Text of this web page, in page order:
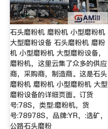
石头磨粉机 磨粉机 小型磨粉机
大型磨粉设备 石头磨粉机 磨粉
机 小型磨粉机 大型磨粉设备，
磨粉机，这里云集了众多的供应
商，采购商，制造商。这是石头
磨粉机 磨粉机 小型磨粉机 大型
磨粉设备的详细页面。订货
号:78S，类型:磨粉机，货
号:78978S，品牌:YR，:选矿，
公路石头磨粉